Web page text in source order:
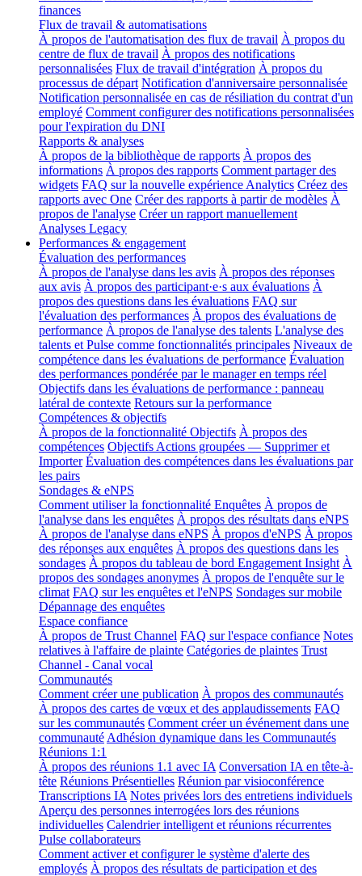
finances
Flux de travail & automatisations
À propos de l'automatisation des flux de travail À propos du
centre de flux de travail À propos des notifications
personnalisées Flux de travail d'intégration À propos du
processus de départ Notification d'anniversaire personnalisée
Notification personnalisée en cas de résiliation du contrat d'un
employé Comment configurer des notifications personnalisées
pour l'expiration du DNI
Rapports & analyses
À propos de la bibliothèque de rapports À propos des
informations À propos des rapports Comment partager des
widgets FAQ sur la nouvelle expérience Analytics Créez des
rapports avec One Créer des rapports à partir de modèles À
propos de l'analyse Créer un rapport manuellement
Analyses Legacy
Performances & engagement
Évaluation des performances
À propos de l'analyse dans les avis À propos des réponses
aux avis À propos des participant·e·s aux évaluations À
propos des questions dans les évaluations FAQ sur
l'évaluation des performances À propos des évaluations de
performance À propos de l'analyse des talents L'analyse des
talents et Pulse comme fonctionnalités principales Niveaux de
compétence dans les évaluations de performance Évaluation
des performances pondérée par le manager en temps réel
Objectifs dans les évaluations de performance : panneau
latéral de contexte Retours sur la performance
Compétences & objectifs
À propos de la fonctionnalité Objectifs À propos des
compétences Objectifs Actions groupées — Supprimer et
Importer Évaluation des compétences dans les évaluations par
les pairs
Sondages & eNPS
Comment utiliser la fonctionnalité Enquêtes À propos de
l'analyse dans les enquêtes À propos des résultats dans eNPS
À propos de l'analyse dans eNPS À propos d'eNPS À propos
des réponses aux enquêtes À propos des questions dans les
sondages À propos du tableau de bord Engagement Insight À
propos des sondages anonymes À propos de l'enquête sur le
climat FAQ sur les enquêtes et l'eNPS Sondages sur mobile
Dépannage des enquêtes
Espace confiance
À propos de Trust Channel FAQ sur l'espace confiance Notes
relatives à l'affaire de plainte Catégories de plaintes Trust
Channel - Canal vocal
Communautés
Comment créer une publication À propos des communautés
À propos des cartes de vœux et des applaudissements FAQ
sur les communautés Comment créer un événement dans une
communauté Adhésion dynamique dans les Communautés
Réunions 1:1
À propos des réunions 1.1 avec IA Conversation IA en tête-à-
tête Réunions Présentielles Réunion par visioconférence
Transcriptions IA Notes privées lors des entretiens individuels
Aperçu des personnes interrogées lors des réunions
individuelles Calendrier intelligent et réunions récurrentes
Pulse collaborateurs
Comment activer et configurer le système d'alerte des
employés À propos des résultats de participation et des